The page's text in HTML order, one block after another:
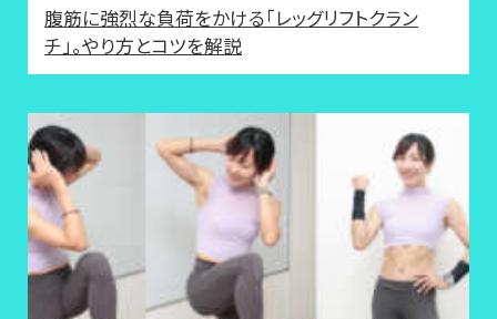
腹筋に強烈な負荷をかける「レッグリフトクラン
チ」。やり方とコツを解説